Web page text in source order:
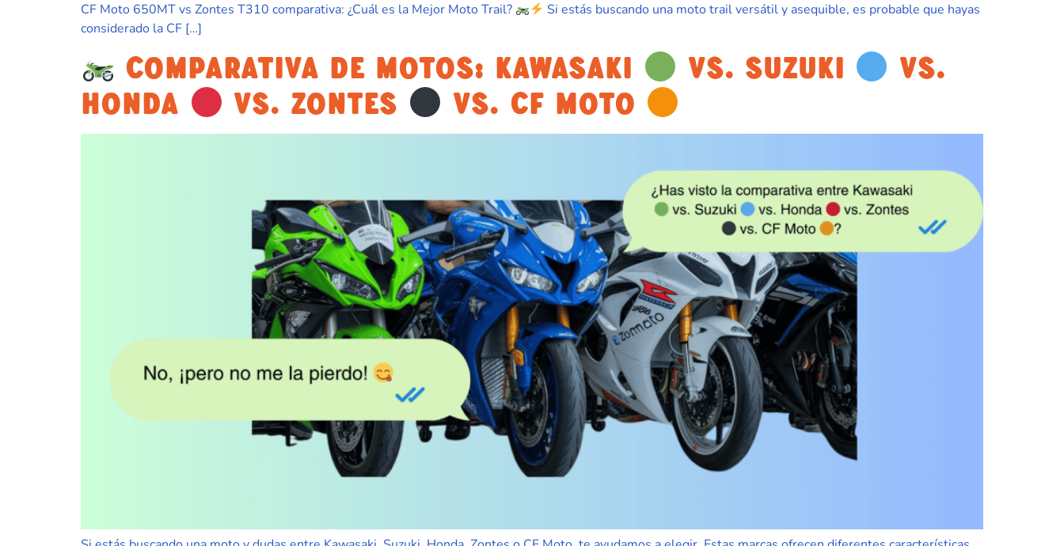
CF Moto 650MT vs Zontes T310 comparativa: ¿Cuál es la Mejor Moto Trail?
Si estás buscando una moto trail versátil y asequible, es probable que hayas
considerado la CF […]
COMPARATIVA DE MOTOS: KAWASAKI VS. SUZUKI
VS.
HONDA
VS. ZONTES VS. CF MOTO